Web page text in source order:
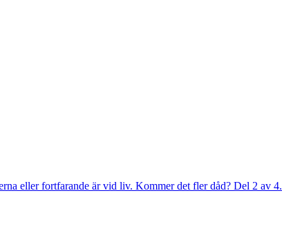
eller fortfarande är vid liv. Kommer det fler dåd? Del 2 av 4.